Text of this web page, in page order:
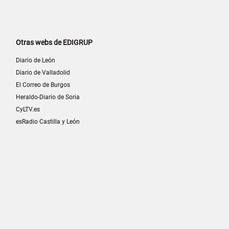
Otras webs de EDIGRUP
Diario de León
Diario de Valladolid
El Correo de Burgos
Heraldo-Diario de Soria
CyLTV.es
esRadio Castilla y León